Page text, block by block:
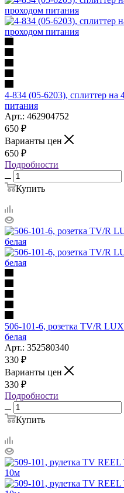
4-834 (05-6203), сплиттер
питания
Арт.: 462904752
650 ₽
Варианты цен
650 ₽
Подробности
Купить
506-101-6, розетка TV/R
белая
Арт.: 352580340
330 ₽
Варианты цен
330 ₽
Подробности
Купить